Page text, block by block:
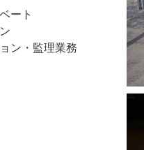
ート
ン・監理業務